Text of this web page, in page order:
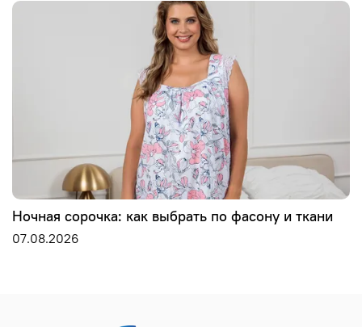
Ночная сорочка: как выбрать по фасону и ткани
07.08.2026